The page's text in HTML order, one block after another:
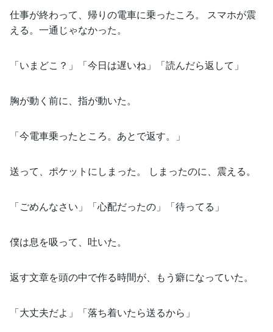
仕事が終わって、帰りの電車に乗ったころ。 スマホが震
える。一通じゃなかった。
「いまどこ？」「今日は遅いね」「読んだら返して」
胸が動く前に、指が動いた。
「今電車乗ったところ。あとで返す。」
送って、ポケットにしまった。 しまったのに、震える。
「ごめんなさい」「心配だったの」「待ってる」
僕は息を吸って、吐いた。
返す文章を頭の中で作る時間が、もう癖になっていた。
「大丈夫だよ」「落ち着いたら送るから」